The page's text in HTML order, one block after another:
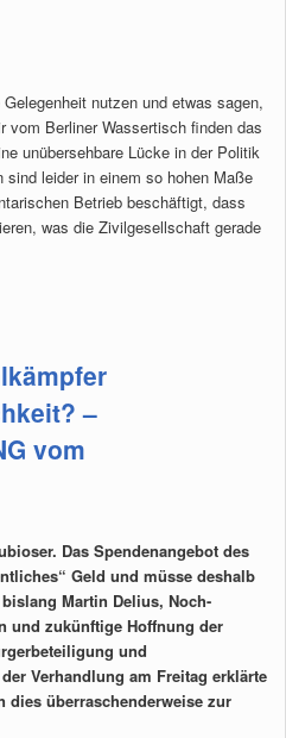
nutzen und etwas sagen,
vom Berliner Wassertisch finden das
unübersehbare Lücke in der Politik
leider in einem so hohen Maße
Betrieb beschäftigt, dass
was die Zivilgesellschaft gerade
–
vom
Das Spendenangebot des
Geld und müsse deshalb
Martin Delius, Noch-
und zukünftige Hoffnung der
und
Verhandlung am Freitag erklärte
überraschenderweise zur